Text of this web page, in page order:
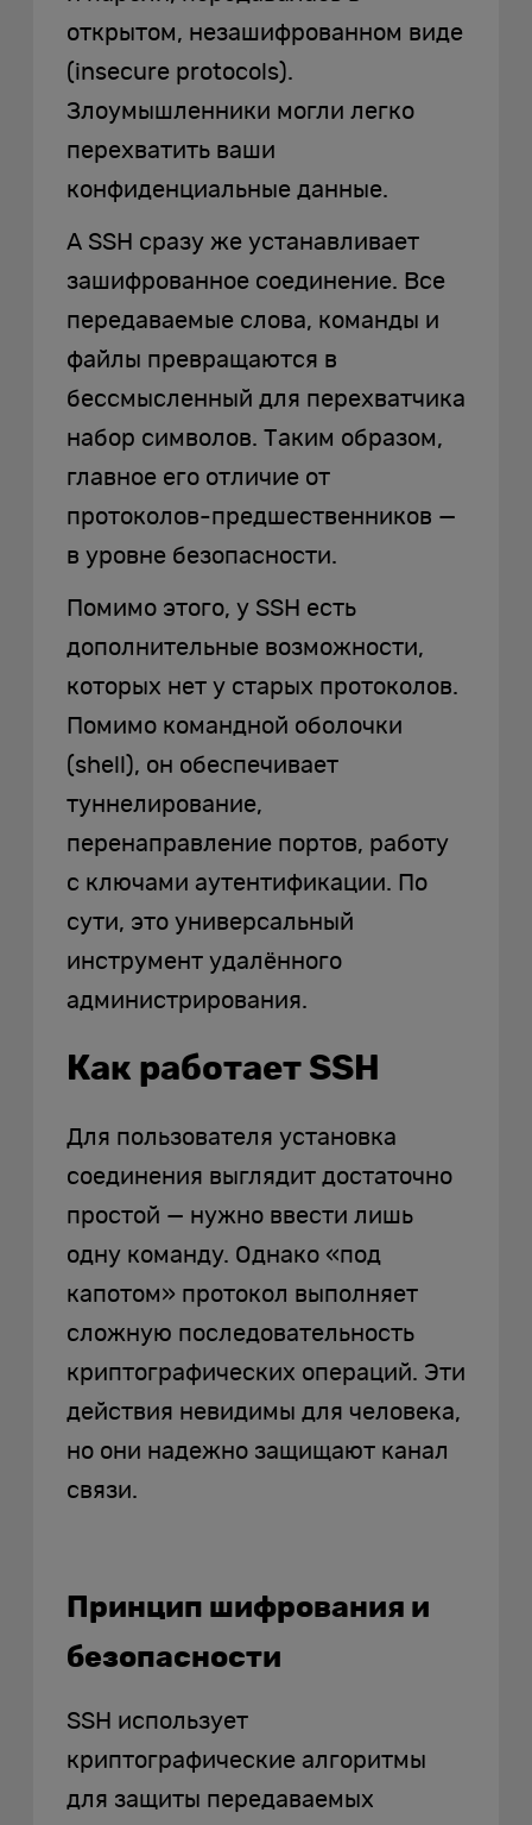
открытом, незашифрованном виде
(insecure protocols).
Злоумышленники могли легко
перехватить ваши
конфиденциальные данные.
А SSH сразу же устанавливает
зашифрованное соединение. Все
передаваемые слова, команды и
файлы превращаются в
бессмысленный для перехватчика
набор символов. Таким образом,
главное его отличие от
протоколов-предшественников —
в уровне безопасности.
Помимо этого, у SSH есть
дополнительные возможности,
которых нет у старых протоколов.
Помимо командной оболочки
(shell), он обеспечивает
туннелирование,
перенаправление портов, работу
с ключами аутентификации. По
сути, это универсальный
инструмент удалённого
администрирования.
Как работает SSH
Для пользователя установка
соединения выглядит достаточно
простой — нужно ввести лишь
одну команду. Однако «под
капотом» протокол выполняет
сложную последовательность
криптографических операций. Эти
действия невидимы для человека,
но они надежно защищают канал
связи.
Принцип шифрования и
безопасности
SSH использует
криптографические алгоритмы
для защиты передаваемых